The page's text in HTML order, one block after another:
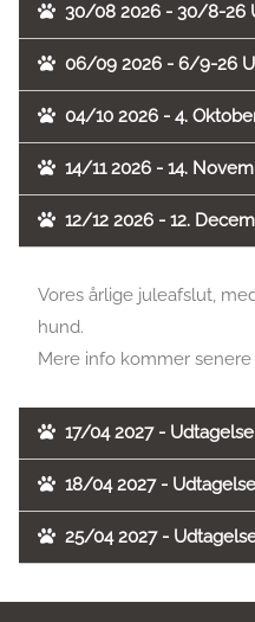
30/08 2026 - 30/8-26
06/09 2026 - 6/9-26
04/10 2026 - 4.
14/11 2026 - 14.
12/12 2026 - 12.
Vores årlige juleafslut,
hund.
Mere info kommer senere
17/04 2027 -
18/04 2027 -
25/04 2027 -